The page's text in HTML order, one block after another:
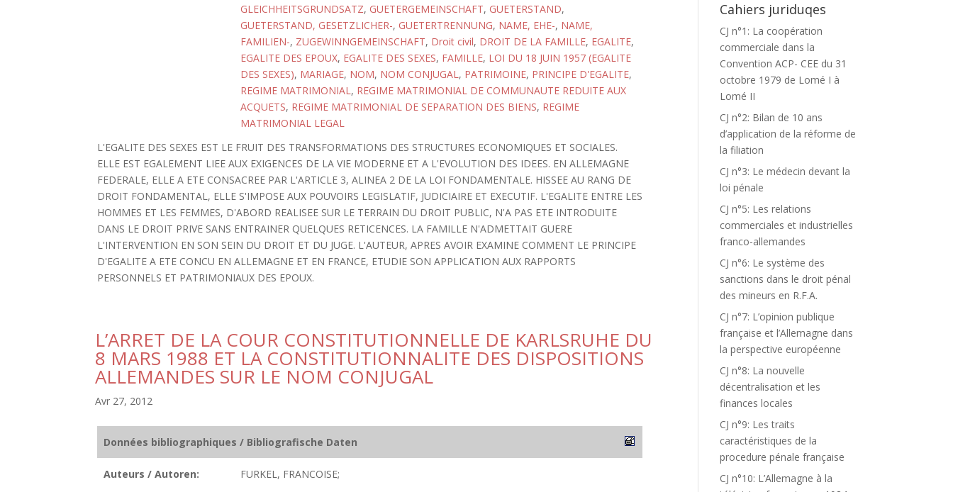
GLEICHHEITSGRUNDSATZ, GUETERGEMEINSCHAFT, GUETERSTAND,
GUETERSTAND, GESETZLICHER-, GUETERTRENNUNG, NAME, EHE-, NAME,
FAMILIEN-, ZUGEWINNGEMEINSCHAFT, Droit civil, DROIT DE LA FAMILLE, EGALITE,
EGALITE DES EPOUX, EGALITE DES SEXES, FAMILLE, LOI DU 18 JUIN 1957 (EGALITE
DES SEXES), MARIAGE, NOM, NOM CONJUGAL, PATRIMOINE, PRINCIPE D'EGALITE,
REGIME MATRIMONIAL, REGIME MATRIMONIAL DE COMMUNAUTE REDUITE AUX
ACQUETS, REGIME MATRIMONIAL DE SEPARATION DES BIENS, REGIME
MATRIMONIAL LEGAL
L'EGALITE DES SEXES EST LE FRUIT DES TRANSFORMATIONS DES STRUCTURES ECONOMIQUES ET SOCIALES.
ELLE EST EGALEMENT LIEE AUX EXIGENCES DE LA VIE MODERNE ET A L'EVOLUTION DES IDEES. EN ALLEMAGNE
FEDERALE, ELLE A ETE CONSACREE PAR L'ARTICLE 3, ALINEA 2 DE LA LOI FONDAMENTALE. HISSEE AU RANG DE
DROIT FONDAMENTAL, ELLE S'IMPOSE AUX POUVOIRS LEGISLATIF, JUDICIAIRE ET EXECUTIF. L'EGALITE ENTRE LES
HOMMES ET LES FEMMES, D'ABORD REALISEE SUR LE TERRAIN DU DROIT PUBLIC, N'A PAS ETE INTRODUITE
DANS LE DROIT PRIVE SANS ENTRAINER QUELQUES RETICENCES. LA FAMILLE N'ADMETTAIT GUERE
L'INTERVENTION EN SON SEIN DU DROIT ET DU JUGE. L'AUTEUR, APRES AVOIR EXAMINE COMMENT LE PRINCIPE
D'EGALITE A ETE CONCU EN ALLEMAGNE ET EN FRANCE, ETUDIE SON APPLICATION AUX RAPPORTS
PERSONNELS ET PATRIMONIAUX DES EPOUX.
L’ARRET DE LA COUR CONSTITUTIONNELLE DE KARLSRUHE DU
8 MARS 1988 ET LA CONSTITUTIONNALITE DES DISPOSITIONS
ALLEMANDES SUR LE NOM CONJUGAL
Avr 27, 2012
Données bibliographiques / Bibliografische Daten
Auteurs / Autoren: FURKEL, FRANCOISE;
Cahiers juriduqes
CJ n°1: La coopération
commerciale dans la
Convention ACP- CEE du 31
octobre 1979 de Lomé I à
Lomé II
CJ n°2: Bilan de 10 ans
d’application de la réforme de
la filiation
CJ n°3: Le médecin devant la
loi pénale
CJ n°5: Les relations
commerciales et industrielles
franco-allemandes
CJ n°6: Le système des
sanctions dans le droit pénal
des mineurs en R.F.A.
CJ n°7: L’opinion publique
française et l’Allemagne dans
la perspective européenne
CJ n°8: La nouvelle
décentralisation et les
finances locales
CJ n°9: Les traits
caractéristiques de la
procedure pénale française
CJ n°10: L’Allemagne à la